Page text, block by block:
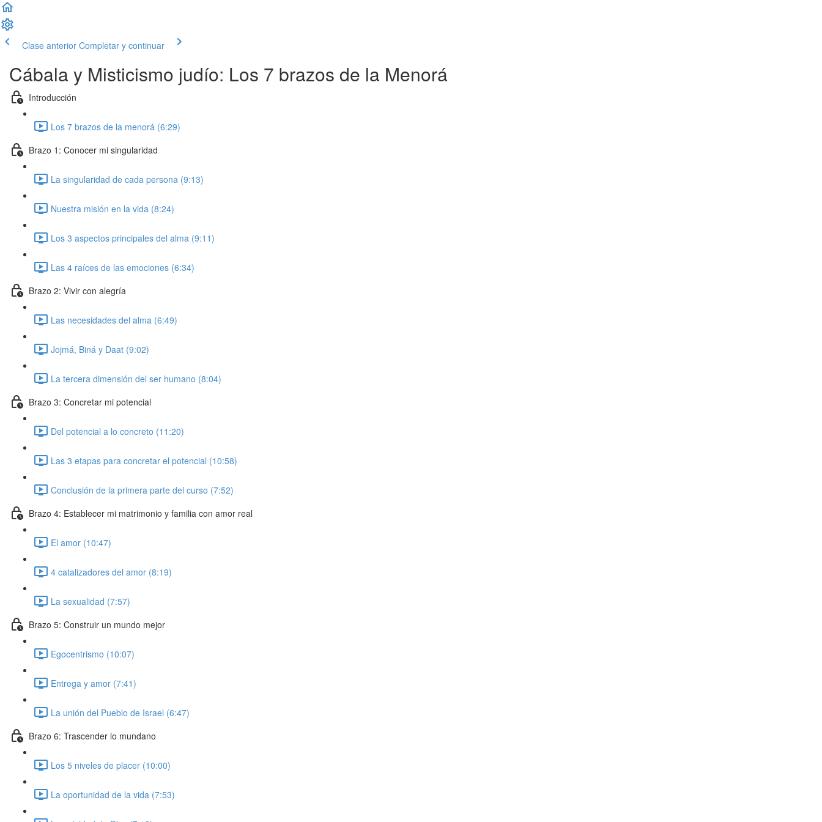
Clase anterior Completar y continuar
Cábala y Misticismo judío: Los 7 brazos de la Menorá
Introducción
Los 7 brazos de la menorá (6:29)
Brazo 1: Conocer mi singularidad
La singularidad de cada persona (9:13)
Nuestra misión en la vida (8:24)
Los 3 aspectos principales del alma (9:11)
Las 4 raíces de las emociones (6:34)
Brazo 2: Vivir con alegría
Las necesidades del alma (6:49)
Jojmá, Biná y Daat (9:02)
La tercera dimensión del ser humano (8:04)
Brazo 3: Concretar mi potencial
Del potencial a lo concreto (11:20)
Las 3 etapas para concretar el potencial (10:58)
Conclusión de la primera parte del curso (7:52)
Brazo 4: Establecer mi matrimonio y familia con amor real
El amor (10:47)
4 catalizadores del amor (8:19)
La sexualidad (7:57)
Brazo 5: Construir un mundo mejor
Egocentrismo (10:07)
Entrega y amor (7:41)
La unión del Pueblo de Israel (6:47)
Brazo 6: Trascender lo mundano
Los 5 niveles de placer (10:00)
La oportunidad de la vida (7:53)